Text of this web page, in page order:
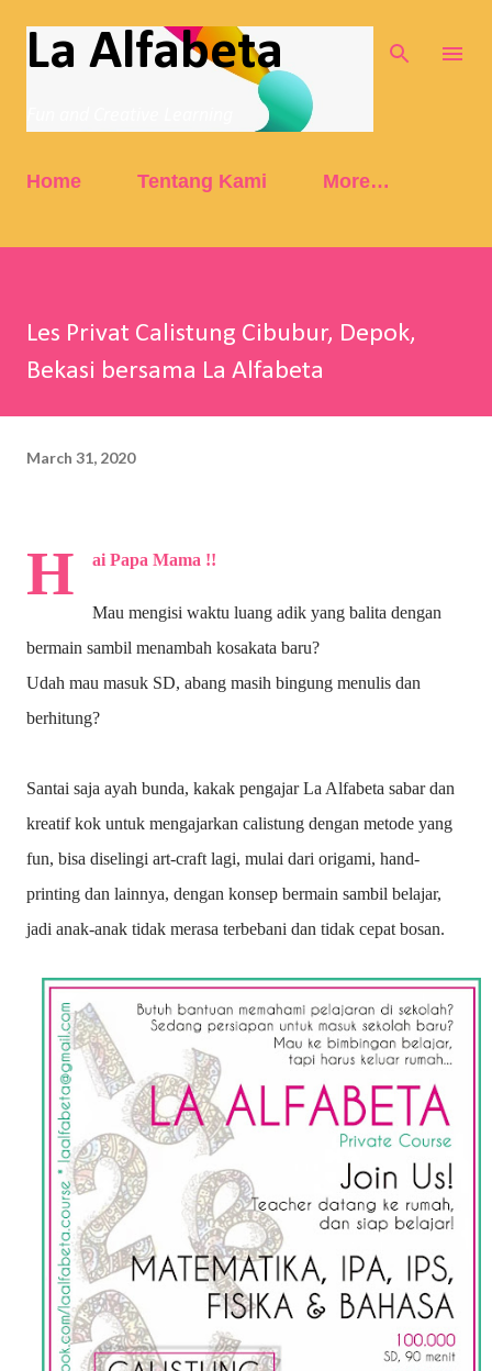
Skip to main content
La Alfabeta
Home Tentang Kami More…
Les Privat Calistung Cibubur, Depok,
Bekasi bersama La Alfabeta
March 31, 2020
H ai Papa Mama !!
Mau mengisi waktu luang adik yang balita dengan
bermain sambil menambah kosakata baru?
Udah mau masuk SD, abang masih bingung menulis dan
berhitung?
Santai saja ayah bunda, kakak pengajar La Alfabeta sabar dan
kreatif kok untuk mengajarkan calistung dengan metode yang
fun, bisa diselingi art-craft lagi, mulai dari origami, hand-
printing dan lainnya, dengan konsep bermain sambil belajar,
jadi anak-anak tidak merasa terbebani dan tidak cepat bosan.